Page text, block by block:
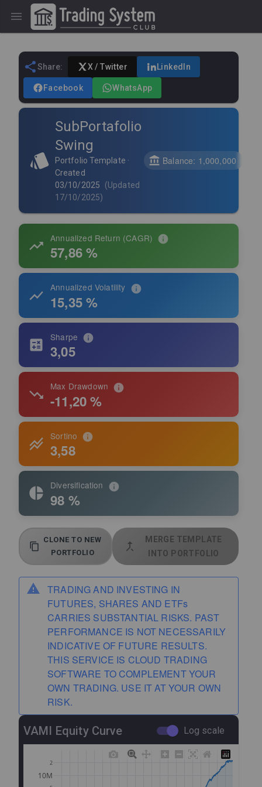
Share: X / Twitter LinkedIn
Facebook WhatsApp
SubPortafolio
Swing
Portfolio Template ·
Created
03/10/2025
(Updated
17/10/2025)
Balance: 1,000,000
Annualized Return (CAGR)
57,86 %
Annualized Volatility
15,35 %
Sharpe
3,05
Max Drawdown
-11,20 %
Sortino
3,58
Diversification
98 %
CLONE TO NEW
PORTFOLIO
MERGE TEMPLATE
INTO PORTFOLIO
TRADING AND INVESTING IN
FUTURES, SHARES AND ETFs
CARRIES SUBSTANTIAL RISKS. PAST
PERFORMANCE IS NOT NECESSARILY
INDICATIVE OF FUTURE RESULTS.
THIS SERVICE IS CLOUD TRADING
SOFTWARE TO COMPLEMENT YOUR
OWN TRADING. USE IT AT YOUR OWN
RISK.
VAMI Equity Curve Log scale
10M
2